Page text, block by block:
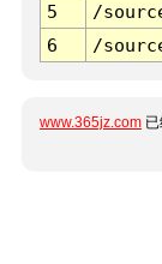
5
/
6
/
www.365jz.com